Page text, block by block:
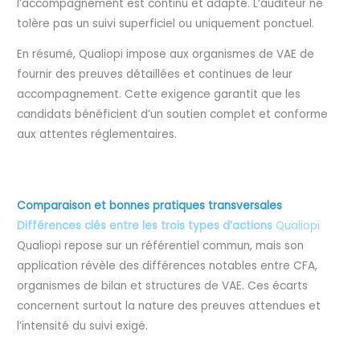
l’accompagnement est continu et adapté. L’auditeur ne
tolère pas un suivi superficiel ou uniquement ponctuel.
En résumé, Qualiopi impose aux organismes de VAE de
fournir des preuves détaillées et continues de leur
accompagnement. Cette exigence garantit que les
candidats bénéficient d’un soutien complet et conforme
aux attentes réglementaires.
Comparaison et bonnes pratiques transversales
Différences clés entre les trois types d’actions Qualiopi
Qualiopi repose sur un référentiel commun, mais son
application révèle des différences notables entre CFA,
organismes de bilan et structures de VAE. Ces écarts
concernent surtout la nature des preuves attendues et
l’intensité du suivi exigé.